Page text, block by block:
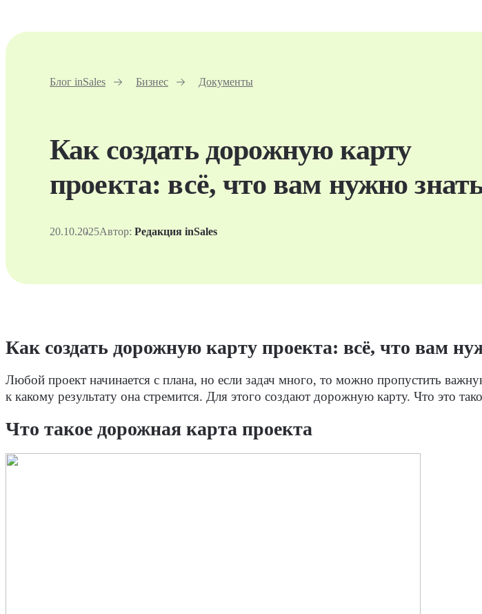
Блог inSales Бизнес Документы
Как создать дорожную карту
проекта: всё, что вам нужно
20.10.2025Автор: Редакция inSales
Как создать дорожную карту проекта: всё, что вам
Любой проект начинается с плана, но если задач много, то можно пропустить
к какому результату она стремится. Для этого создают дорожную карту. Что это
Что такое дорожная карта проекта